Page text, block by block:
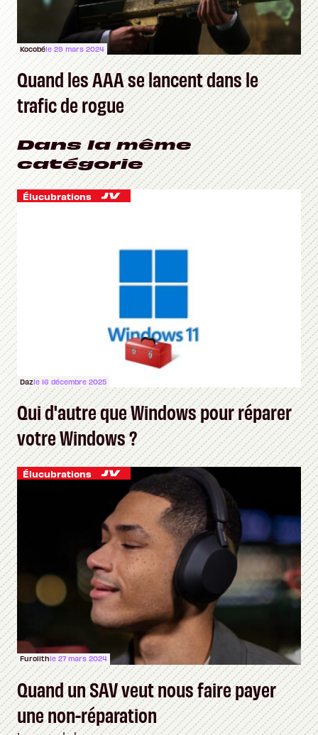
Kocobéle 29 mars 2024
Quand les AAA se lancent dans le
trafic de rogue
Dans la même
catégorie
Élucubrations
Dazle 16 décembre 2025
Qui d'autre que Windows pour réparer
votre Windows ?
Élucubrations
Furolithle 27 mars 2024
Quand un SAV veut nous faire payer
une non-réparation